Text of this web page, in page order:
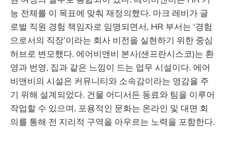
능 전체를 이 목표에 맞춰 재정의했다. 마크 레비가 글
로벌 직원 경험 책임자로 임명되면서, HR 부서는 ‘경험
으로서의 직장’이라는 회사 비전을 실현하기 위한 중심
허브로 변모했다. 에어비앤비 본사(샌프란시스코)는 환
영과 번영, 집과 같은 느낌이 드는 업무 시설이다. 에어
비앤비의 시설은 커뮤니티와 소속감이라는 영감을 주
기 위해 설계되었다. 건물 어디서든 동료와 팀을 이루어
작업할 수 있으며, 포용적인 문화는 온라인 및 대면 회
의를 통해 전 지리적 구역을 아우르는 노력을 포함한다.